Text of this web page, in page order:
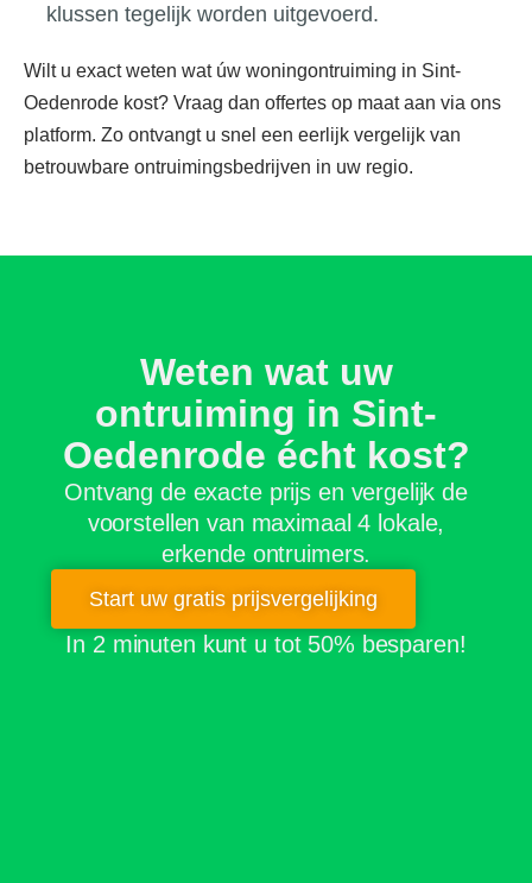
klussen tegelijk worden uitgevoerd.
Wilt u exact weten wat úw woningontruiming in Sint-
Oedenrode kost? Vraag dan offertes op maat aan via ons
platform. Zo ontvangt u snel een eerlijk vergelijk van
betrouwbare ontruimingsbedrijven in uw regio.
Weten wat uw
ontruiming in Sint-
Oedenrode écht kost?
Ontvang de exacte prijs en vergelijk de
voorstellen van maximaal 4 lokale,
erkende ontruimers.
Start uw gratis prijsvergelijking
In 2 minuten kunt u tot 50% besparen!